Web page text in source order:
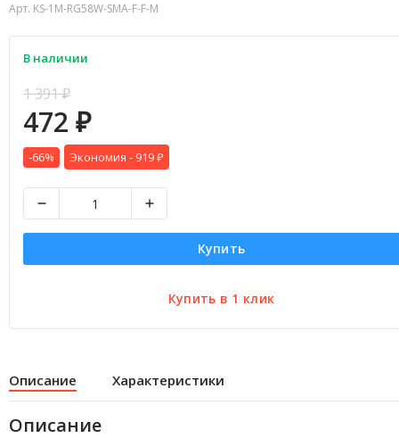
Арт. KS-1M-RG58W-SMA-F-F-M
В наличии
1 391₽
472 ₽
-66% Экономия - 919 ₽
Купить
Описание Характеристики
Описание